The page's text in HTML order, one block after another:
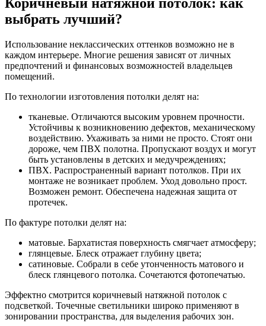
выбрать лучший?
Использование неклассических оттенков возможно не в
каждом интерьере. Многие решения зависят от личных
предпочтений и финансовых возможностей владельцев
помещений.
По технологии изготовления потолки делят на:
тканевые. Отличаются высоким уровнем прочности.
Устойчивы к возникновению дефектов, механическому
воздействию. Ухаживать за ними не просто. Стоят они
дороже, чем ПВХ полотна. Пропускают воздух и могут
быть установлены в детских и медучреждениях;
ПВХ. Распространенный вариант потолков. При их
монтаже не возникает проблем. Уход довольно прост.
Возможен ремонт. Обеспечена надежная защита от
протечек.
По фактуре потолки делят на:
матовые. Бархатистая поверхность смягчает атмосферу;
глянцевые. Блеск отражает глубину цвета;
сатиновые. Собрали в себе утонченность матового и
блеск глянцевого потолка. Сочетаются фотопечатью.
Эффектно смотрится коричневый натяжной потолок с
подсветкой. Точечные светильники широко применяют в
зонировании пространства, для выделения рабочих зон.